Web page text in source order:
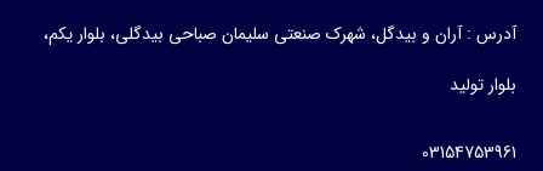
آدرس : آران و بیدگل، شهرک صنعتی سلیمان صباحی بیدگلی، بلوار یکم،
بلوار تولید
03154753961